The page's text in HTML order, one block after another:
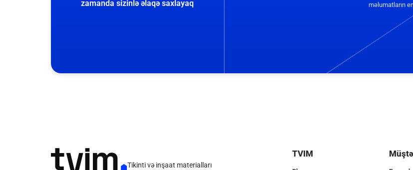
zamanda sizinlə əlaqə saxlayaq
məlumatların
Tikinti və inşaat materialları
TVIM